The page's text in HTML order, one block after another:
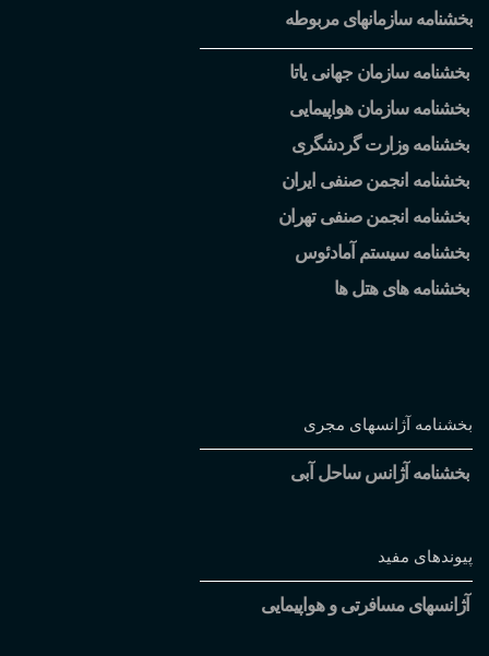
بخشنامه سازمانهای مربوطه
بخشنامه سازمان جهانی یاتا
بخشنامه سازمان هواپیمایی
بخشنامه وزارت گردشگری
بخشنامه انجمن صنفی ایران
بخشنامه انجمن صنفی تهران
بخشنامه سیستم آمادئوس
بخشنامه های هتل ها
بخشنامه آژانسهای مجری
بخشنامه آژانس ساحل آبی
پیوندهای مفید
آژانسهای مسافرتی و هواپیمایی